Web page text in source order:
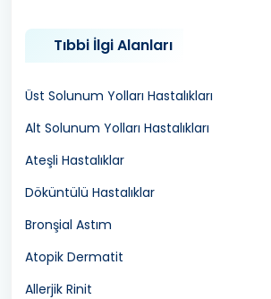
Tıbbi İlgi Alanları
Üst Solunum Yolları Hastalıkları
Alt Solunum Yolları Hastalıkları
Ateşli Hastalıklar
Döküntülü Hastalıklar
Bronşial Astım
Atopik Dermatit
Allerjik Rinit